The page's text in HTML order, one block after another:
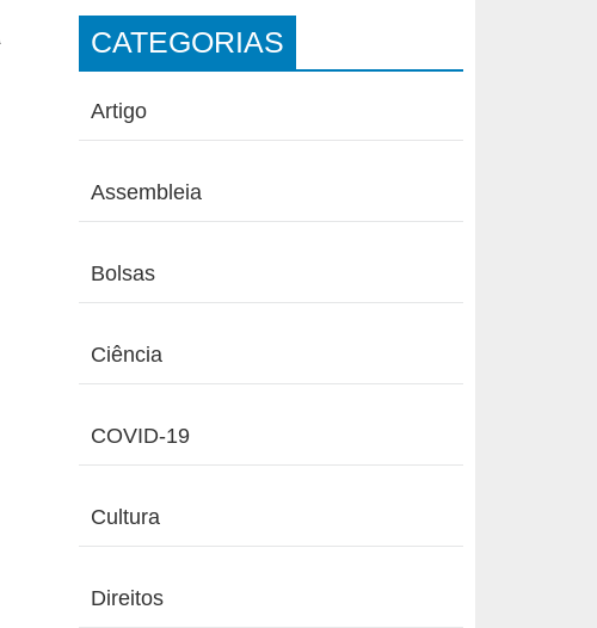
CATEGORIAS
Artigo
Assembleia
Bolsas
Ciência
COVID-19
Cultura
Direitos